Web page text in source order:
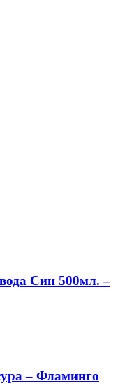
Син 500мл. –
– Фламинго